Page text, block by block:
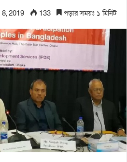
2019 133 পড়ার সময়ঃ ১ মিনিট